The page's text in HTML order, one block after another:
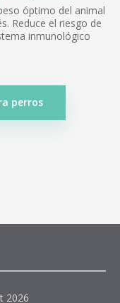
óptimo del animal
Reduce el riesgo de
inmunológico
perros
2026